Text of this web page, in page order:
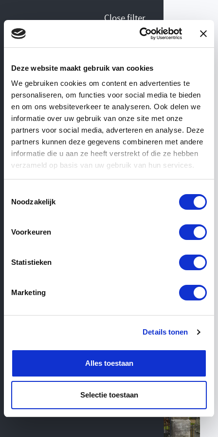
Deze website maakt gebruik van cookies
We gebruiken cookies om content en advertenties te
personaliseren, om functies voor social media te bieden
en om ons websiteverkeer te analyseren. Ook delen we
informatie over uw gebruik van onze site met onze
partners voor social media, adverteren en analyse. Deze
partners kunnen deze gegevens combineren met andere
informatie die u aan ze heeft verstrekt of die ze hebben
verzameld op basis van uw gebruik van hun services.
Noodzakelijk
Voorkeuren
Statistieken
Marketing
Details tonen
Alles toestaan
Selectie toestaan
WEBSHOP— ’T ACHTERHUIS
Ironworks & gates
Close filter
Collection Ironworks & gates
View similar categories